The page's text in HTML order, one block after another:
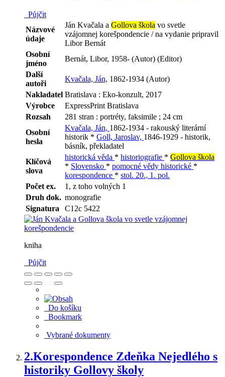
Půjčit
Názvové
údaje
Ján Kvačala a Gollova škola vo svetle
vzájomnej korešpondencie / na vydanie pripravil
Libor Bernát
Osobní
jméno
Bernát, Libor, 1958- (Autor) (Editor)
Další
autoři
Kvačala, Ján, 1862-1934 (Autor)
Nakladatel Bratislava : Eko-konzult, 2017
Výrobce
ExpressPrint Bratislava
Rozsah
281 stran : portréty, faksimile ; 24 cm
Osobní
hesla
Kvačala, Ján, 1862-1934 - rakouský literární
historik * Goll, Jaroslav, 1846-1929 - historik,
básník, překladatel
Klíčová
slova
historická věda * historiografie * Gollova škola
* Slovensko * pomocné vědy historické *
korespondence * stol. 20., 1. pol.
Počet ex.
1, z toho volných 1
Druh dok. monografie
Signatura
C12c 5422
kniha
Půjčit
Do košíku
Bookmark
Vybrané dokumenty
2.Korespondence Zdeňka Nejedlého s
historiky Gollovy školy